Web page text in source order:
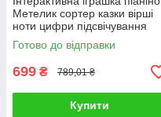
Метелик сортер казки вірші
ноти цифри підсвічування
озвучування українською
мовою
Готово до відправки
699 ₴ 789,01 ₴
Купити